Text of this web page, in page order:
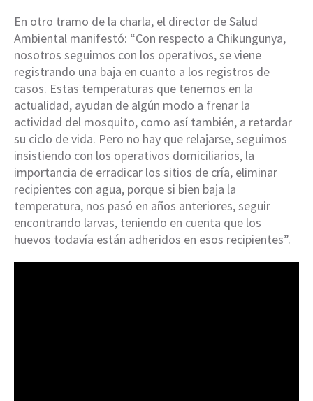
En otro tramo de la charla, el director de Salud
Ambiental manifestó: “Con respecto a Chikungunya,
nosotros seguimos con los operativos, se viene
registrando una baja en cuanto a los registros de
casos. Estas temperaturas que tenemos en la
actualidad, ayudan de algún modo a frenar la
actividad del mosquito, como así también, a retardar
su ciclo de vida. Pero no hay que relajarse, seguimos
insistiendo con los operativos domiciliarios, la
importancia de erradicar los sitios de cría, eliminar
recipientes con agua, porque si bien baja la
temperatura, nos pasó en años anteriores, seguir
encontrando larvas, teniendo en cuenta que los
huevos todavía están adheridos en esos recipientes”.